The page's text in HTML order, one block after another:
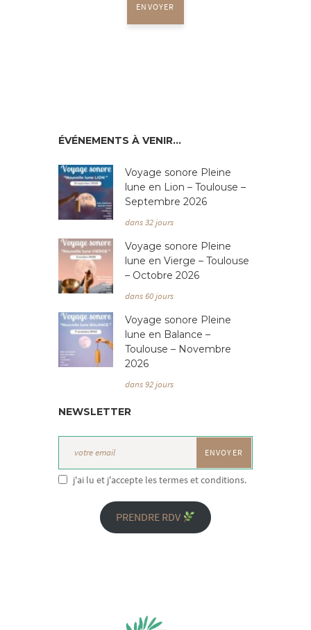
ÉVÉNEMENTS À VENIR…
Voyage sonore Pleine
lune en Lion – Toulouse –
Septembre 2026
dans 32 jours
Voyage sonore Pleine
lune en Vierge – Toulouse
– Octobre 2026
dans 60 jours
Voyage sonore Pleine
lune en Balance –
Toulouse – Novembre
2026
dans 92 jours
NEWSLETTER
j'ai lu et j'accepte les termes et conditions.
PRENDRE RDV